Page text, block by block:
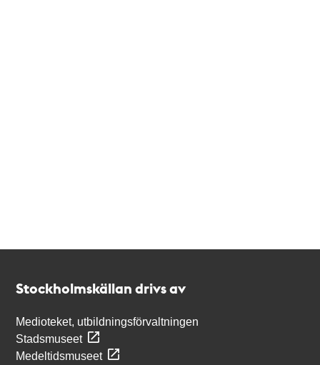
Stockholmskällan drivs av
Medioteket, utbildningsförvaltningen
Stadsmuseet
Medeltidsmuseet